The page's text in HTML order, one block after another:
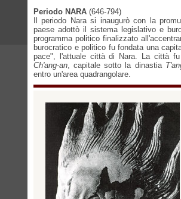
Periodo NARA (646-794)
Il periodo Nara si inaugurò con la
paese adottò il sistema legislativo e
programma politico finalizzato
burocratico e politico fu fondata una
pace", l'attuale città di Nara. La città
Ch'ang-an, capitale sotto la dinastia
entro un'area quadrangolare.